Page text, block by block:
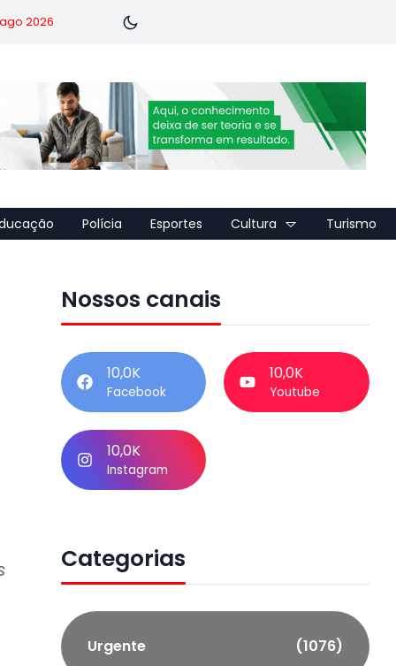
2026
Polícia Esportes Cultura Turismo
Nossos canais
10,0K
Facebook
10,0K
Youtube
10,0K
Instagram
Categorias
Urgente (1076)